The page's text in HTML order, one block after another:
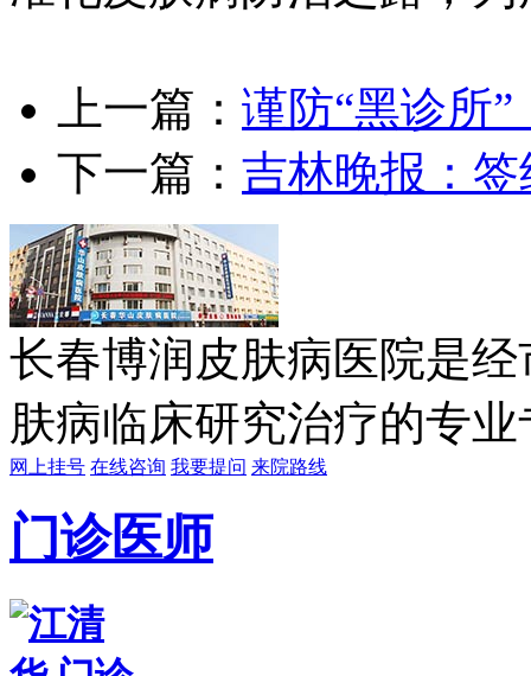
上一篇： 谨防“黑诊所
下一篇： 吉林晚报：
长春博润皮肤病医院是
肤病临床研究治疗的专
网上挂号 在线咨询 我要提问 来院路线
门诊医师